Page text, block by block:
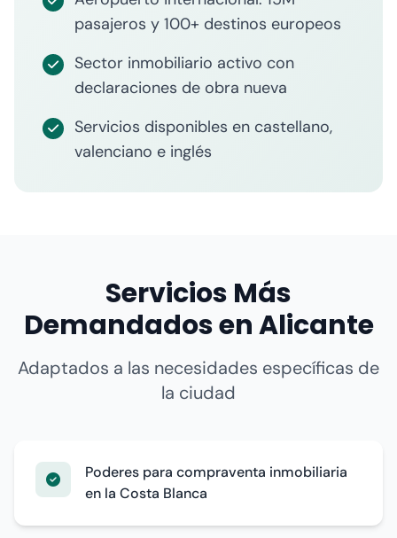
pasajeros y 100+ destinos europeos
Sector inmobiliario activo con
declaraciones de obra nueva
Servicios disponibles en castellano,
valenciano e inglés
Servicios Más
Demandados en Alicante
Adaptados a las necesidades específicas de
la ciudad
Poderes para compraventa inmobiliaria
en la Costa Blanca